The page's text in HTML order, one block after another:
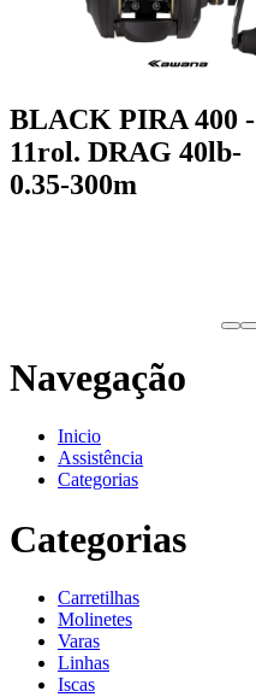
BLACK PIRA 400 -
11rol. DRAG 40lb-
0.35-300m
Navegação
Inicio
Assistência
Categorias
Categorias
Carretilhas
Molinetes
Varas
Linhas
Iscas